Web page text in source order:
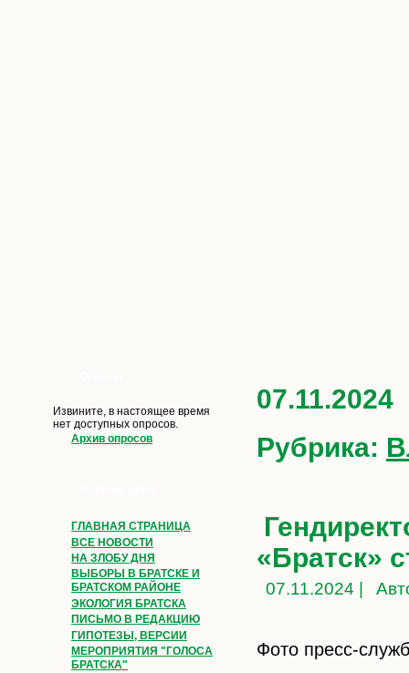
Извините, в настоящее время
нет доступных опросов.
Архив опросов
ГЛАВНАЯ СТРАНИЦА
ВСЕ НОВОСТИ
НА ЗЛОБУ ДНЯ
ВЫБОРЫ В БРАТСКЕ И
БРАТСКОМ РАЙОНЕ
ЭКОЛОГИЯ БРАТСКА
ПИСЬМО В РЕДАКЦИЮ
ГИПОТЕЗЫ, ВЕРСИИ
МЕРОПРИЯТИЯ "ГОЛОСА
БРАТСКА"
07.11.2024
Рубрика:
«Братск»
07.11.2024 |
Фото пресс-